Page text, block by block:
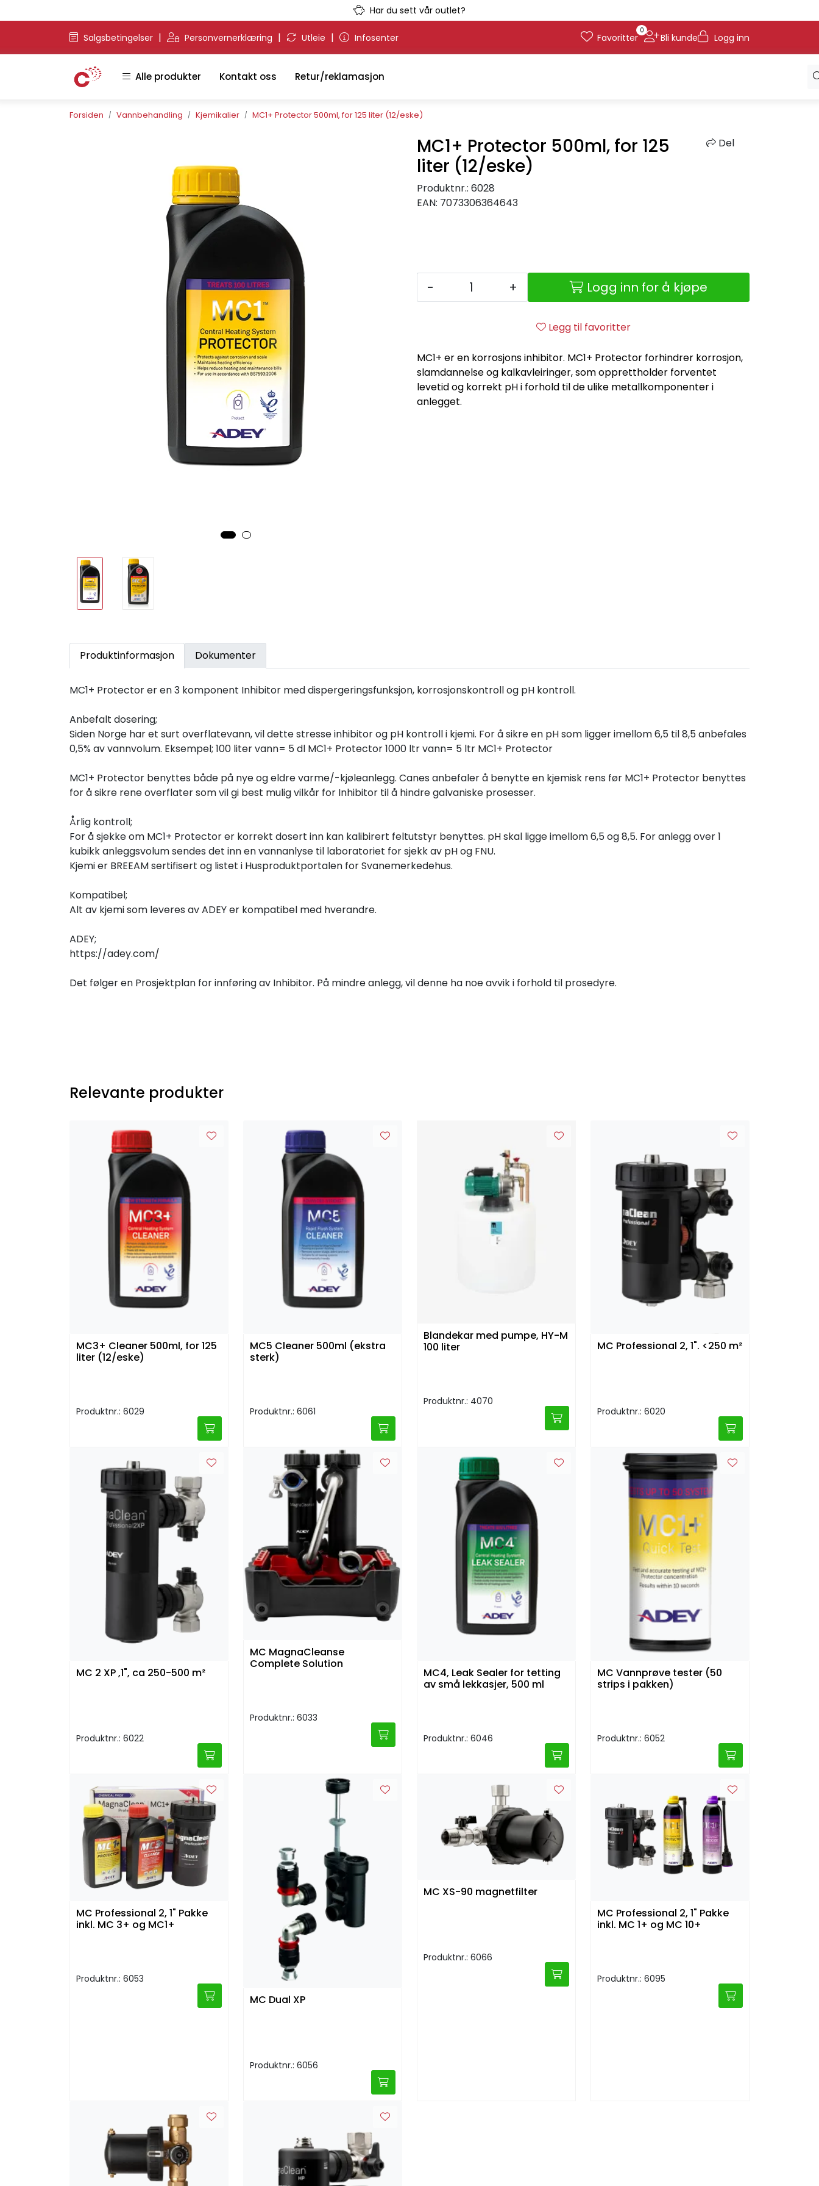
Har du sett vår outlet?
Salgsbetingelser | Personvernerklæring | Utleie | Infosenter
0
Favoritter Bli kunde Logg inn
Alle produkter Kontakt oss Retur/reklamasjon
Forsiden Vannbehandling Kjemikalier MC1+ Protector 500ml, for 125 liter (12/eske)
MC1+ Protector 500ml, for 125
liter (12/eske)
Produktnr.: 6028
EAN: 7073306364643
Del
- + Logg inn for å kjøpe
Legg til favoritter
MC1+ er en korrosjons inhibitor. MC1+ Protector forhindrer korrosjon,
slamdannelse og kalkavleiringer, som opprettholder forventet
levetid og korrekt pH i forhold til de ulike metallkomponenter i
anlegget.
Produktinformasjon Dokumenter
MC1+ Protector er en 3 komponent Inhibitor med dispergeringsfunksjon, korrosjonskontroll og pH kontroll.
Anbefalt dosering;
Siden Norge har et surt overflatevann, vil dette stresse inhibitor og pH kontroll i kjemi. For å sikre en pH som ligger imellom 6,5 til 8,5 anbefales
0,5% av vannvolum. Eksempel; 100 liter vann= 5 dl MC1+ Protector 1000 ltr vann= 5 ltr MC1+ Protector
MC1+ Protector benyttes både på nye og eldre varme/-kjøleanlegg. Canes anbefaler å benytte en kjemisk rens før MC1+ Protector benyttes
for å sikre rene overflater som vil gi best mulig vilkår for Inhibitor til å hindre galvaniske prosesser.
Årlig kontroll;
For å sjekke om MC1+ Protector er korrekt dosert inn kan kalibirert feltutstyr benyttes. pH skal ligge imellom 6,5 og 8,5. For anlegg over 1
kubikk anleggsvolum sendes det inn en vannanlyse til laboratoriet for sjekk av pH og FNU.
Kjemi er BREEAM sertifisert og listet i Husproduktportalen for Svanemerkedehus.
Kompatibel;
Alt av kjemi som leveres av ADEY er kompatibel med hverandre.
ADEY;
https://adey.com/
Det følger en Prosjektplan for innføring av Inhibitor. På mindre anlegg, vil denne ha noe avvik i forhold til prosedyre.
Relevante produkter
MC3+ Cleaner 500ml, for 125
liter (12/eske)
Produktnr.: 6029
MC5 Cleaner 500ml (ekstra
sterk)
Produktnr.: 6061
Blandekar med pumpe, HY-M
100 liter
Produktnr.: 4070
MC Professional 2, 1". <250 m²
Produktnr.: 6020
MC 2 XP ,1", ca 250-500 m²
Produktnr.: 6022
MC MagnaCleanse
Complete Solution
Produktnr.: 6033
MC4, Leak Sealer for tetting
av små lekkasjer, 500 ml
Produktnr.: 6046
MC Vannprøve tester (50
strips i pakken)
Produktnr.: 6052
MC Professional 2, 1" Pakke
inkl. MC 3+ og MC1+
Produktnr.: 6053
MC Dual XP
Produktnr.: 6056
MC XS-90 magnetfilter
Produktnr.: 6066
MC Professional 2, 1" Pakke
inkl. MC 1+ og MC 10+
Produktnr.: 6095